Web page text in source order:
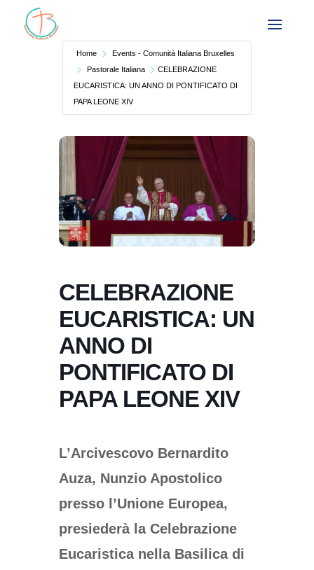
Home
Events - Comunità Italiana Bruxelles
Pastorale Italiana
CELEBRAZIONE
EUCARISTICA: UN ANNO DI PONTIFICATO DI
PAPA LEONE XIV
CELEBRAZIONE
EUCARISTICA: UN
ANNO DI
PONTIFICATO DI
PAPA LEONE XIV
L’Arcivescovo Bernardito
Auza, Nunzio Apostolico
presso l’Unione Europea,
presiederà la Celebrazione
Eucaristica nella Basilica di